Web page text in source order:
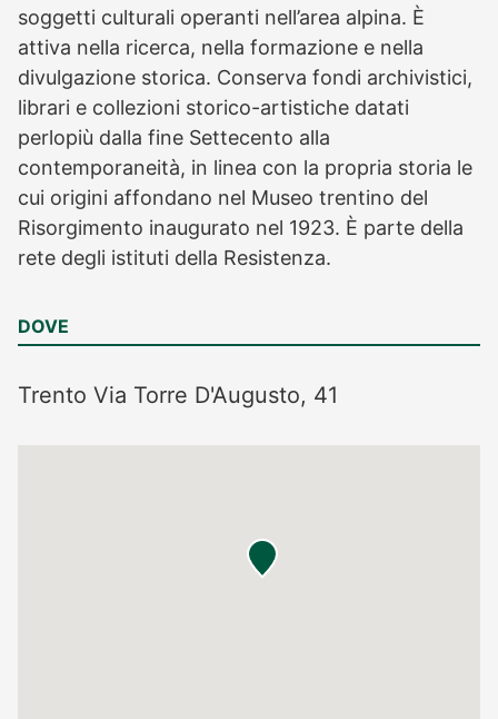
soggetti culturali operanti nell’area alpina. È
attiva nella ricerca, nella formazione e nella
divulgazione storica. Conserva fondi archivistici,
librari e collezioni storico-artistiche datati
perlopiù dalla fine Settecento alla
contemporaneità, in linea con la propria storia le
cui origini affondano nel Museo trentino del
Risorgimento inaugurato nel 1923. È parte della
rete degli istituti della Resistenza.
DOVE
Trento Via Torre D'Augusto, 41